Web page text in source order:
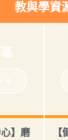
教與學資
心】磨